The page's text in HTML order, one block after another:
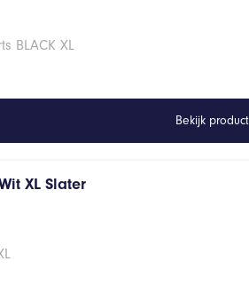
BLACK XL
Bekijk product
XL Slater